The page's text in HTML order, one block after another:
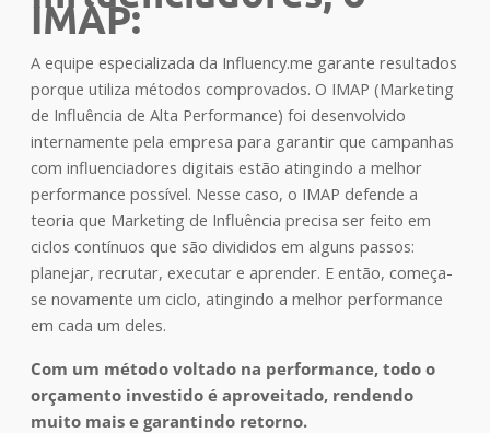
IMAP:
A equipe especializada da Influency.me garante resultados
porque utiliza métodos comprovados. O IMAP (Marketing
de Influência de Alta Performance) foi desenvolvido
internamente pela empresa para garantir que campanhas
com influenciadores digitais estão atingindo a melhor
performance possível. Nesse caso, o IMAP defende a
teoria que Marketing de Influência precisa ser feito em
ciclos contínuos que são divididos em alguns passos:
planejar, recrutar, executar e aprender. E então, começa-
se novamente um ciclo, atingindo a melhor performance
em cada um deles.
Com um método voltado na performance, todo o
orçamento investido é aproveitado, rendendo
muito mais e garantindo retorno.